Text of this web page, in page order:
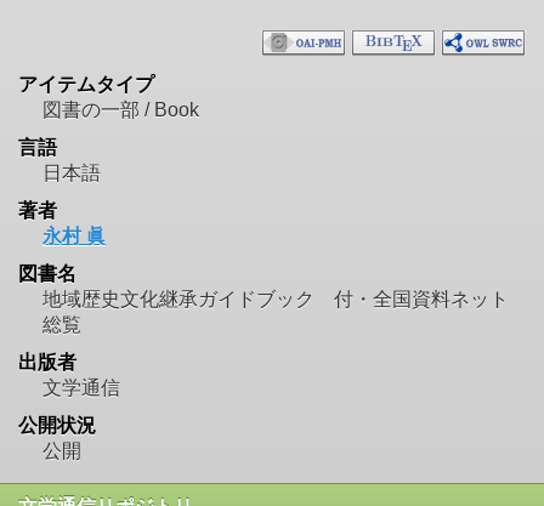
アイテムタイプ
図書の一部 / Book
言語
日本語
著者
永村 眞
図書名
地域歴史文化継承ガイドブック 付・全国資料ネット
総覧
出版者
文学通信
公開状況
公開